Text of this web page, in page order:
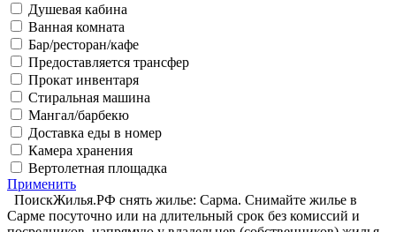
Душевая кабина
Ванная комната
Бар/ресторан/кафе
Предоставляется трансфер
Прокат инвентаря
Стиральная машина
Мангал/барбекю
Доставка еды в номер
Камера хранения
Вертолетная площадка
Применить
ПоискЖилья.РФ снять жилье: Сарма. Снимайте жилье в
Сарме посуточно или на длительный срок без комиссий и